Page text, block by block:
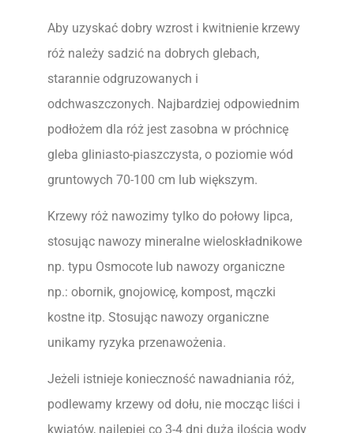
Aby uzyskać dobry wzrost i kwitnienie krzewy
róż należy sadzić na dobrych glebach,
starannie odgruzowanych i
odchwaszczonych. Najbardziej odpowiednim
podłożem dla róż jest zasobna w próchnicę
gleba gliniasto-piaszczysta, o poziomie wód
gruntowych 70-100 cm lub większym.
Krzewy róż nawozimy tylko do połowy lipca,
stosując nawozy mineralne wieloskładnikowe
np. typu Osmocote lub nawozy organiczne
np.: obornik, gnojowicę, kompost, mączki
kostne itp. Stosując nawozy organiczne
unikamy ryzyka przenawożenia.
Jeżeli istnieje konieczność nawadniania róż,
podlewamy krzewy od dołu, nie mocząc liści i
kwiatów, najlepiej co 3-4 dni dużą ilością wody